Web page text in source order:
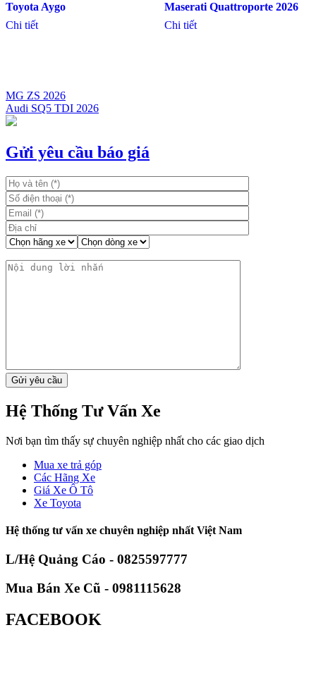
Toyota Aygo
Chi tiết
Maserati Quattroporte 2026
Chi tiết
Điều
hướng
bài
MG ZS 2026
Audi SQ5 TDI 2026
Gửi yêu cầu báo giá
Hệ Thống Tư Vấn Xe
Nơi bạn tìm thấy sự chuyên nghiệp nhất cho các giao dịch
Mua xe trả góp
Các Hãng Xe
Giá Xe Ô Tô
Xe Toyota
Hệ thống tư vấn xe chuyên nghiệp nhất Việt Nam
L/Hệ Quảng Cáo - 0825597777
Mua Bán Xe Cũ - 0981115628
FACEBOOK